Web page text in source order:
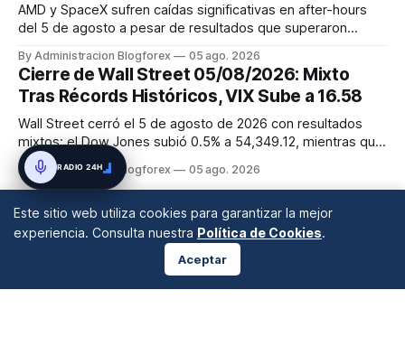
AMD y SpaceX sufren caídas significativas en after-hours
del 5 de agosto a pesar de resultados que superaron
Bloomin' Brands presentan balances positivos.
By Administracion Blogforex 05 ago. 2026
Cierre de Wall Street 05/08/2026: Mixto
Tras Récords Históricos, VIX Sube a 16.58
Wall Street cerró el 5 de agosto de 2026 con resultados
mixtos; el Dow Jones subió 0.5% a 54,349.12, mientras que
el S&P 500 cayó 0.2% a 7,723.55 y el Nasdaq Composite
descendió 0.8% a 26,363.44. La jornada estuvo marcada
las expectati...
By Administracion Blogforex 05 ago. 2026
Este sitio web utiliza cookies para garantizar la mejor
experiencia. Consulta nuestra Política de Cookies.
Aceptar
RADIO 24H